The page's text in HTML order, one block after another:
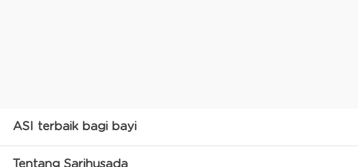
ASI terbaik bagi bayi
Tentang Sarihusada